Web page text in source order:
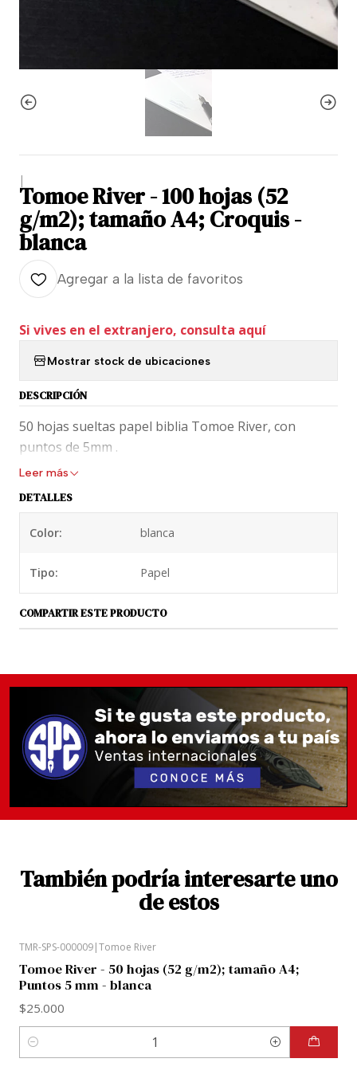
|
Tomoe River - 100 hojas (52
g/m2); tamaño A4; Croquis -
blanca
Agregar a la lista de favoritos
Si vives en el extranjero, consulta aquí
Mostrar stock de ubicaciones
DESCRIPCIÓN
50 hojas sueltas papel biblia Tomoe River, con
puntos de 5mm .
Leer más
DETALLES
Color: blanca
Tipo: Papel
COMPARTIR ESTE PRODUCTO
También podría interesarte uno
de estos
TMR-SPS-000009|Tomoe River
Tomoe River - 50 hojas (52 g/m2); tamaño A4;
Puntos 5 mm - blanca
$25.000
Cantidad